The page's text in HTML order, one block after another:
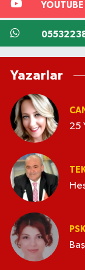
YOUTUBE
Yazarlar
25